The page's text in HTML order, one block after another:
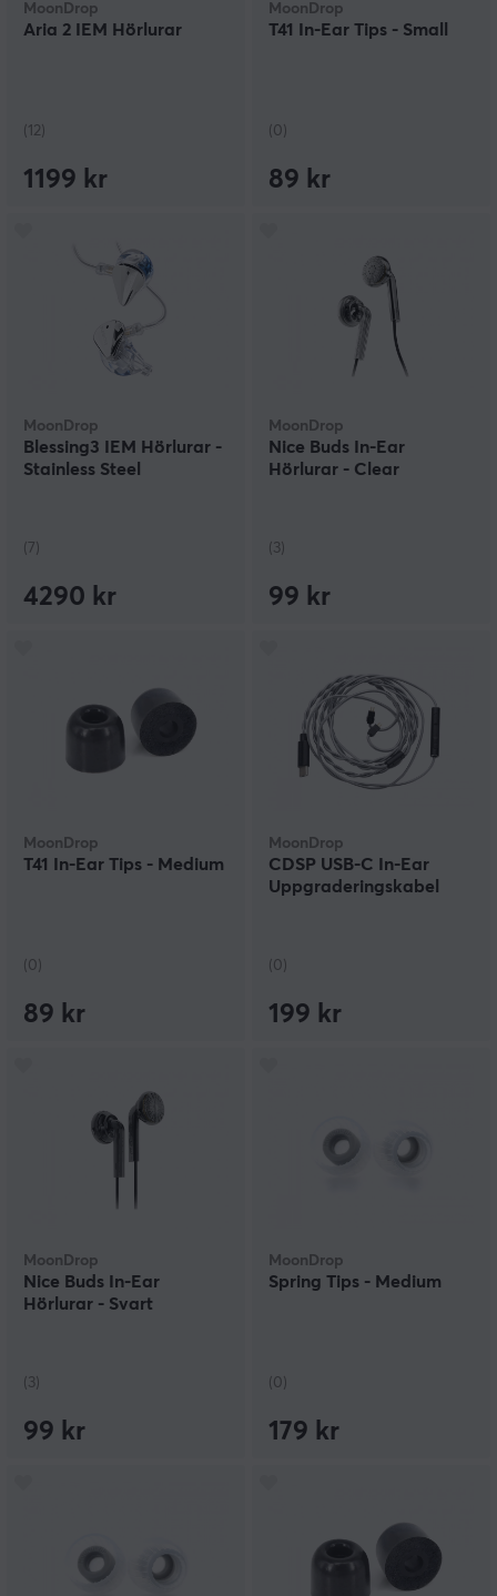
MoonDrop
Aria 2 IEM Hörlurar
(12)
1199 kr
MoonDrop
T41 In-Ear Tips - Small
(0)
89 kr
MoonDrop
Blessing3 IEM Hörlurar -
Stainless Steel
(7)
4290 kr
MoonDrop
Nice Buds In-Ear
Hörlurar - Clear
(3)
99 kr
MoonDrop
T41 In-Ear Tips - Medium
(0)
89 kr
MoonDrop
CDSP USB-C In-Ear
Uppgraderingskabel
(0)
199 kr
MoonDrop
Nice Buds In-Ear
Hörlurar - Svart
(3)
99 kr
MoonDrop
Spring Tips - Medium
(0)
179 kr